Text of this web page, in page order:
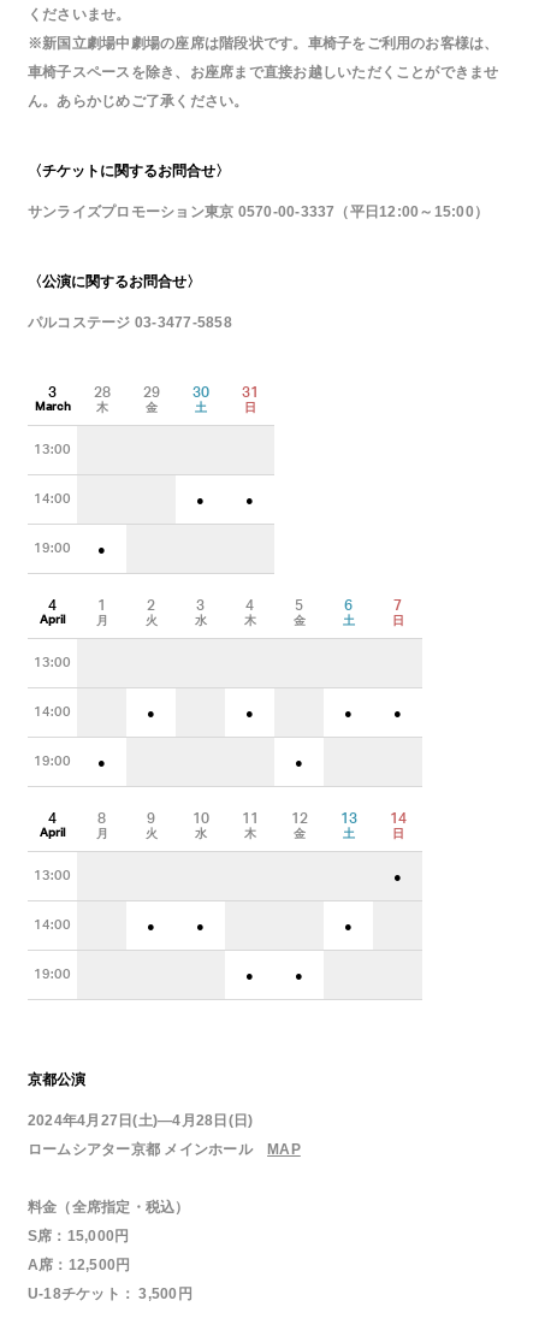
くださいませ。
※新国立劇場中劇場の座席は階段状です。車椅子をご利用のお客様は、
車椅子スペースを除き、お座席まで直接お越しいただくことができませ
ん。あらかじめご了承ください。
〈チケットに関するお問合せ〉
サンライズプロモーション東京 0570-00-3337（平日12:00～15:00）
〈公演に関するお問合せ〉
パルコステージ 03-3477-5858
3
March
28
木
29
金
30
土
31
日
13:00
14:00 ● ●
19:00 ●
4
April
1
月
2
火
3
水
4
木
5
金
6
土
7
日
13:00
14:00 ● ● ● ●
19:00 ● ●
4
April
8
月
9
火
10
水
11
木
12
金
13
土
14
日
13:00 ●
14:00 ● ● ●
19:00 ● ●
京都公演
2024年4月27日(土)―4月28日(日)
ロームシアター京都 メインホール
MAP
料金（全席指定・税込）
S席：15,000円
A席：12,500円
U-18チケット： 3,500円